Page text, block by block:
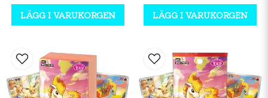
LÄGG I VARUKORGEN LÄGG I VARUKORGEN